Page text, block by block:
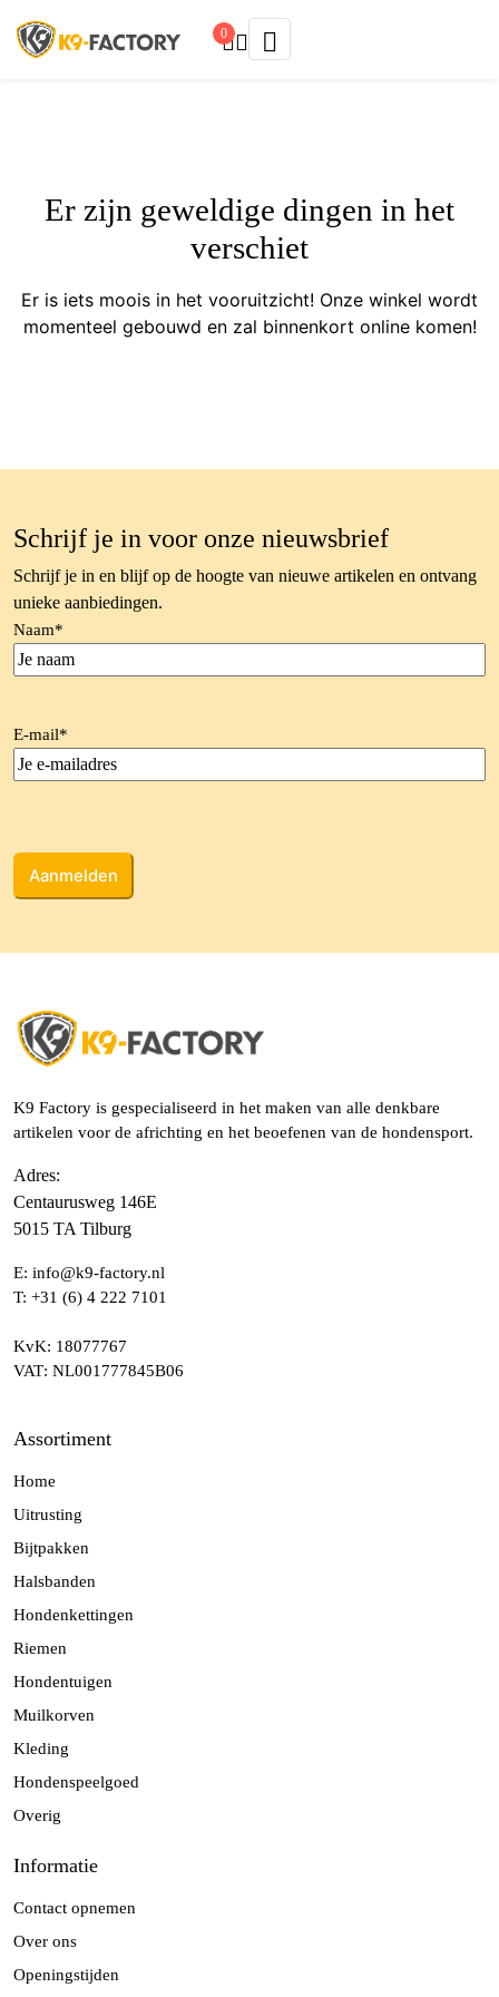
0
Er zijn geweldige dingen in het
verschiet
Er is iets moois in het vooruitzicht! Onze winkel wordt
momenteel gebouwd en zal binnenkort online komen!
Schrijf je in voor onze nieuwsbrief
Schrijf je in en blijf op de hoogte van nieuwe artikelen en ontvang
unieke aanbiedingen.
Naam*
E-mail*
K9 Factory is gespecialiseerd in het maken van alle denkbare
artikelen voor de africhting en het beoefenen van de hondensport.
Adres:
Centaurusweg 146E
5015 TA Tilburg
E: info@k9-factory.nl
T: +31 (6) 4 222 7101
KvK: 18077767
VAT: NL001777845B06
Assortiment
Home
Uitrusting
Bijtpakken
Halsbanden
Hondenkettingen
Riemen
Hondentuigen
Muilkorven
Kleding
Hondenspeelgoed
Overig
Informatie
Contact opnemen
Over ons
Openingstijden